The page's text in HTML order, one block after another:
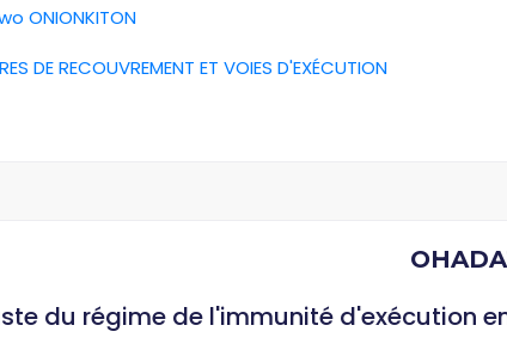
ONIONKITON
DE RECOUVREMENT ET VOIES D'EXÉCUTION
du régime de l'immunité d'exécution